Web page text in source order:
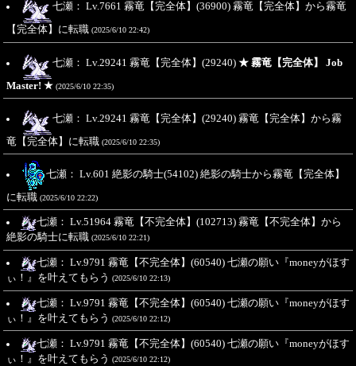
七瀬： Lv.7661 霧竜【完全体】(36900) 霧竜【完全体】から霧竜
【完全体】に転職 (2025/6/10 22:42)
七瀬： Lv.29241 霧竜【完全体】(29240) ★ 霧竜【完全体】 Job
Master! ★ (2025/6/10 22:35)
七瀬： Lv.29241 霧竜【完全体】(29240) 霧竜【完全体】から霧
竜【完全体】に転職 (2025/6/10 22:35)
七瀬： Lv.601 絶影の騎士(54102) 絶影の騎士から霧竜【完全体】
に転職 (2025/6/10 22:22)
七瀬： Lv.51964 霧竜【不完全体】(102713) 霧竜【不完全体】から
絶影の騎士に転職 (2025/6/10 22:21)
七瀬： Lv.9791 霧竜【不完全体】(60540) 七瀬の願い『moneyがほす
ぃ！』を叶えてもらう (2025/6/10 22:13)
七瀬： Lv.9791 霧竜【不完全体】(60540) 七瀬の願い『moneyがほす
ぃ！』を叶えてもらう (2025/6/10 22:12)
七瀬： Lv.9791 霧竜【不完全体】(60540) 七瀬の願い『moneyがほす
ぃ！』を叶えてもらう (2025/6/10 22:12)